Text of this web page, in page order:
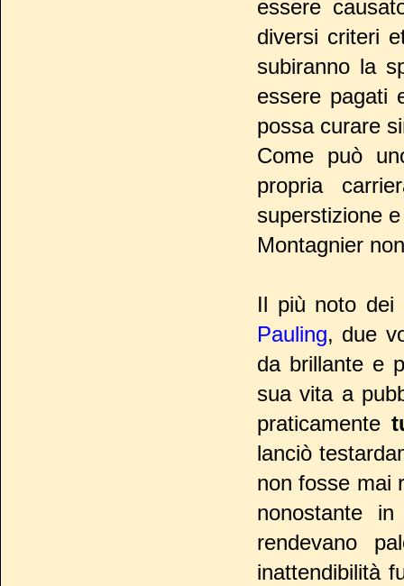
essere
diversi criteri
subiranno la
essere pagati
possa curare
Come può
propria
superstizione
Montagnier
Il più noto dei
Pauling, due
da brillante e
sua vita a
praticamente
lanciò
non fosse mai
nonostante
rendevano
inattendibilità